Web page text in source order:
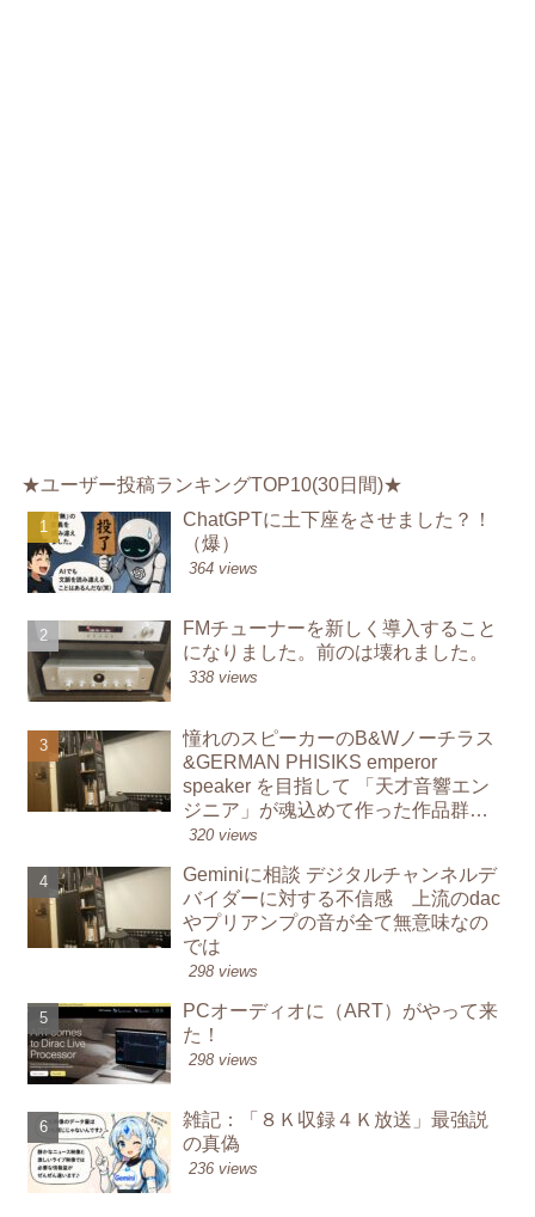
★ユーザー投稿ランキングTOP10(30日間)★
ChatGPTに土下座をさせました？！
（爆）
364 views
FMチューナーを新しく導入すること
になりました。前のは壊れました。
338 views
憧れのスピーカーのB&Wノーチラス
&GERMAN PHISIKS emperor
speaker を目指して 「天才音響エン
ジニア」が魂込めて作った作品群か
ら学んでオーディオを鳴らす楽し
320 views
Geminiに相談 デジタルチャンネルデ
バイダーに対する不信感 上流のdac
やプリアンプの音が全て無意味なの
では
298 views
PCオーディオに（ART）がやって来
た！
298 views
雑記：「８Ｋ収録４Ｋ放送」最強説
の真偽
236 views